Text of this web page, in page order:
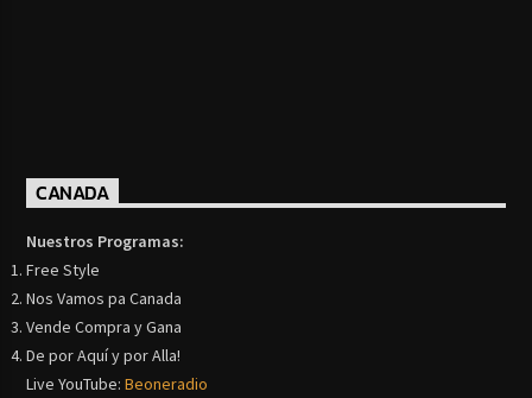
CANADA
Nuestros Programas:
Free Style
Nos Vamos pa Canada
Vende Compra y Gana
De por Aquí y por Alla!
Live YouTube:Beoneradio